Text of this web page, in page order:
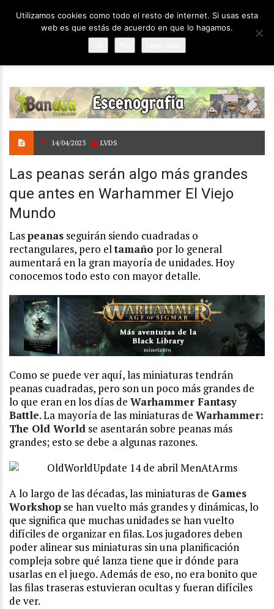
14/04/2023 LVDS
Las peanas serán algo más grandes
que antes en Warhammer El Viejo
Mundo
Laspeanas seguirán siendo cuadradas o
rectangulares, pero eltamaño por lo general
aumentará en la gran mayoría de unidades. Hoy
conocemos todo esto con mayor detalle.
Como se puede ver aquí, las miniaturas tendrán
peanas cuadradas, pero son un poco más grandes de
lo que eran en los días de Warhammer Fantasy
Battle. La mayoría de las miniaturas de Warhammer:
The Old World se asentarán sobre peanas más
grandes; esto se debe a algunas razones.
A lo largo de las décadas, las miniaturas de Games
Workshop se han vuelto más grandes y dinámicas, lo
que significa que muchas unidades se han vuelto
difíciles de organizar en filas. Los jugadores deben
poder alinear sus miniaturas sin una planificación
compleja sobre qué lanza tiene que ir dónde para
usarlas en el juego. Además de eso, no era bonito que
las filas traseras estuvieran ocultas y fueran difíciles
de ver.
Utilizamos cookies como todo el resto de internet. Si usas esta
web es que estás de acuerdo en que lo hagamos.